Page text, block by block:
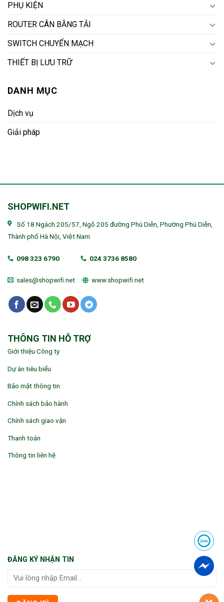
PHỤ KIỆN
ROUTER CÂN BẰNG TẢI
SWITCH CHUYỂN MẠCH
THIẾT BỊ LƯU TRỮ
DANH MỤC
Dịch vụ
Giải pháp
SHOPWIFI.NET
Số 18 Ngách 205/57, Ngõ 205 đường Phú Diễn, Phường Phú Diễn,
Thành phố Hà Nội, Việt Nam
098 323 6790 024 3736 8580
sales@shopwifi.net www.shopwifi.net
THÔNG TIN HỖ TRỢ
Giới thiệu Công ty
Dự án tiêu biểu
Bảo mật thông tin
Chính sách bảo hành
Chính sách giao vận
Thanh toán
Thông tin liên hệ
ĐĂNG KÝ NHẬN TIN